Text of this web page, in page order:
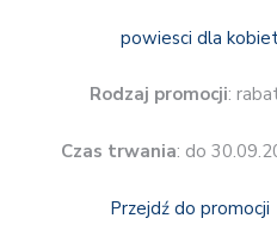
Rodzaj promocji:
Czas trwania: do
Przejdź do promocji